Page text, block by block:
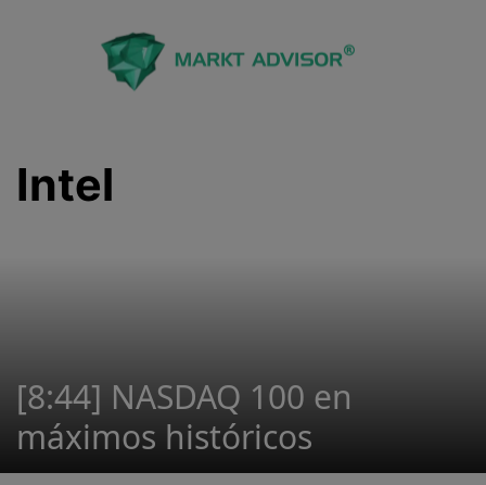
Intel
[8:44] NASDAQ 100 en
máximos históricos